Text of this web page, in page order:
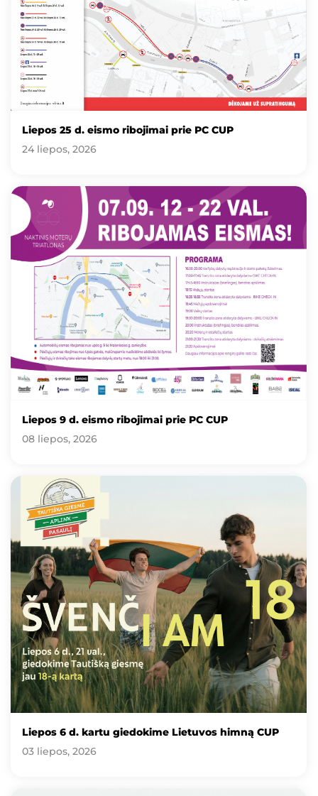
Liepos 25 d. eismo ribojimai prie PC CUP
24 liepos, 2026
Liepos 9 d. eismo ribojimai prie PC CUP
08 liepos, 2026
Liepos 6 d. kartu giedokime Lietuvos himną CUP
03 liepos, 2026